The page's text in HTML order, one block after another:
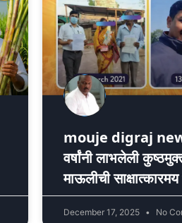
mouje digraj
वर्षांनी लाभलेली
माऊलीची
December 17, 2025 No